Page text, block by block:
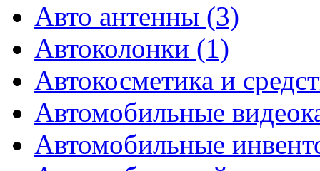
Авто антенны (3)
Автоколонки (1)
Автокосметика и
Автомобильные
Автомобильные